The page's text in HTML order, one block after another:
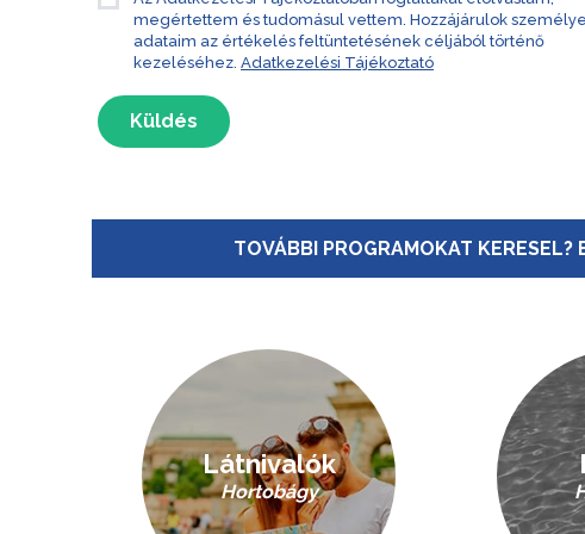
megértettem és tudomásul vettem. Hozzájárulok
adataim az értékelés feltüntetésének céljából történő
kezeléséhez. Adatkezelési Tájékoztató
Küldés
TOVÁBBI PROGRAMOKAT
Látnivalók
Hortobágy